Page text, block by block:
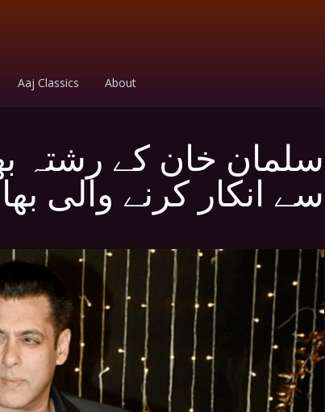
Aaj Classics About
سلمان خان کے رشتہ
سے انکار کرنے والی